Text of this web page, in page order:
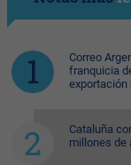
Correo
franquicia
exportación
Cataluña
millones de